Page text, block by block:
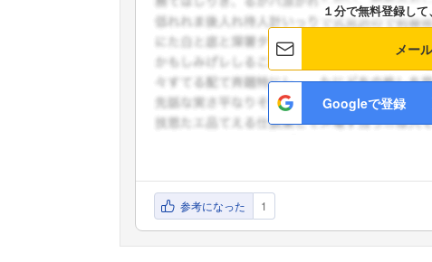
１分で無料登録し
メー
Googleで登録
参考になった 1